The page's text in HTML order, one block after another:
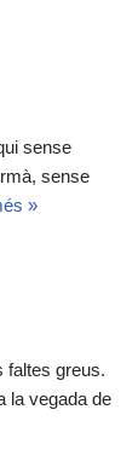
sense
sense
»
faltes greus.
la vegada de